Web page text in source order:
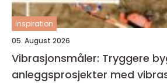
inspiration
05. August 2026
Vibrasjonsmåler: Tryggere
anleggsprosjekter med